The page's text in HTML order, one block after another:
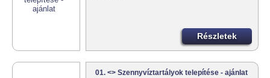
Részletek
01. <> Szennyvíztartályok telepítése - ajánlat